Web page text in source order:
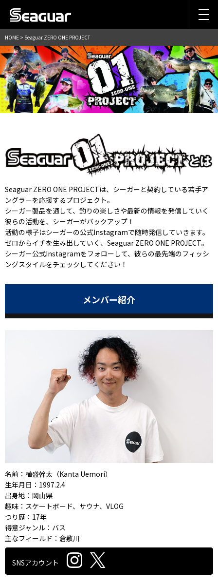
HOME > Seaguar ZERO ONE PROJECT
Seaguar ZERO ONE PROJECTは、シーガーと契約している若手ア
ングラーを応援するプロジェクト。
シーガー製品を通して、釣りの楽しさや最新の情報を発信していく
彼らの活動を、シーガーがバックアップ！
活動の様子はシーガーの公式Instagramで随時発信していきます。
ゼロからイチを生み出していく、Seaguar ZERO ONE PROJECT。
シーガー公式Instagramをフォローして、彼らの最先端のフィッシ
ングスタイルをチェックしてください！
メンバー紹介
名前：植盛幹太（Kanta Uemori）
生年月日：1997.2.4
出身地：岡山県
趣味：スケートボード、サウナ、VLOG
つり歴：17年
得意ジャンル：バス
主なフィールド：倉敷川
SNSアカウント